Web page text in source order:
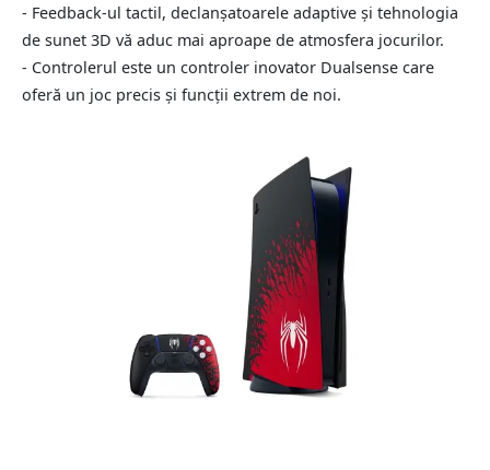
- Feedback-ul tactil, declanșatoarele adaptive și tehnologia
de sunet 3D vă aduc mai aproape de atmosfera jocurilor.
- Controlerul este un controler inovator Dualsense care
oferă un joc precis și funcții extrem de noi.